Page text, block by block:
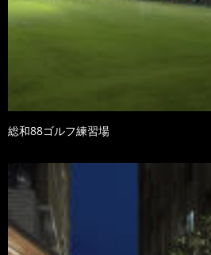
総和88ゴルフ練習場